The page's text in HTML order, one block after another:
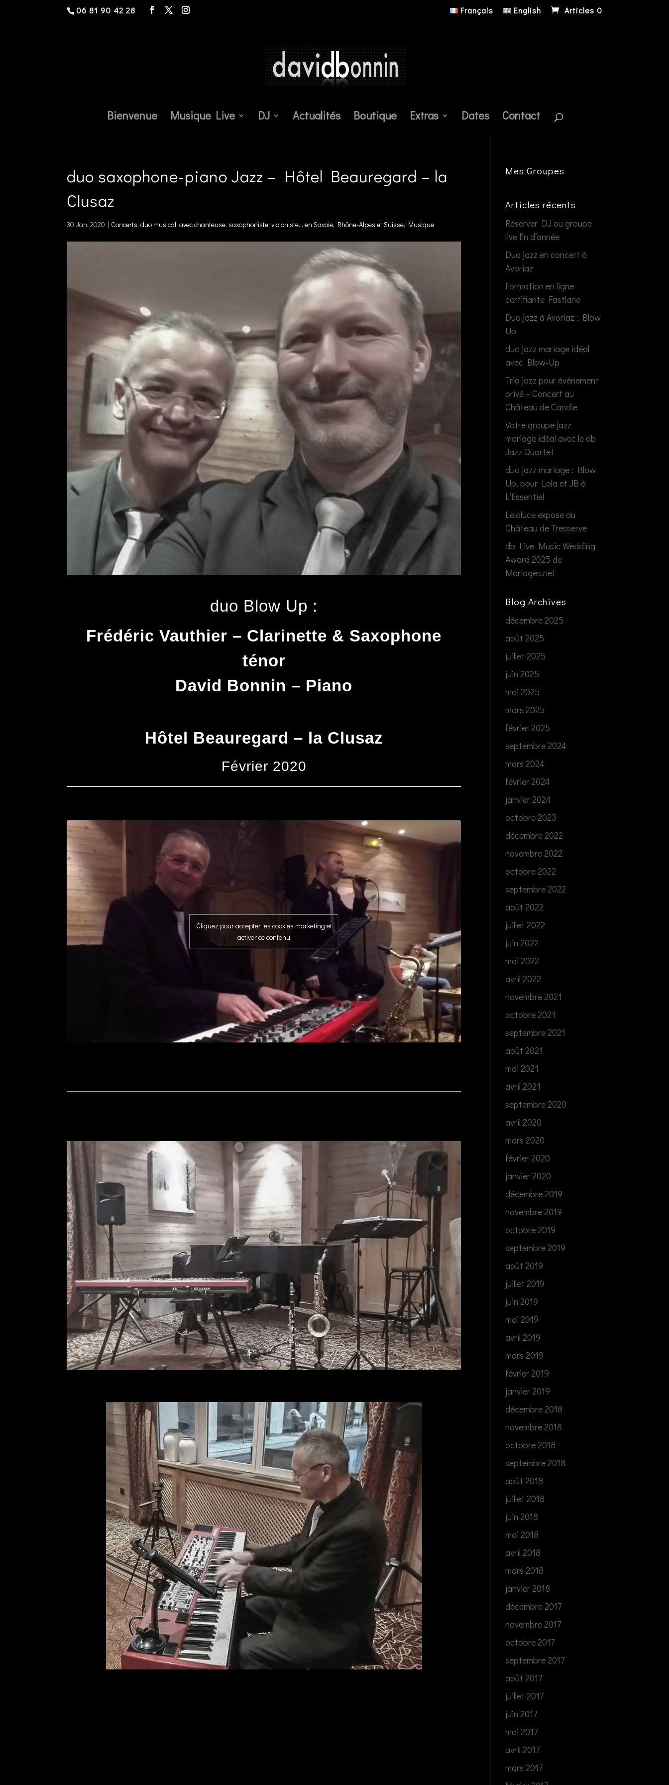
06 81 90 42 28 Français English Articles 0
Bienvenue Musique Live DJ Actualités Boutique Extras Dates Contact
duo saxophone-piano Jazz – Hôtel Beauregard – la
Clusaz
30,Jan, 2020 | Concerts,duo musical, avec chanteuse, saxophoniste, violoniste... en Savoie, Rhône-Alpes et Suisse, Musique
duo Blow Up :
Frédéric Vauthier – Clarinette & Saxophone
ténor
David Bonnin – Piano
Hôtel Beauregard – la Clusaz
Février 2020
Cliquez pour accepter les cookies marketing et
activer ce contenu
Mes Groupes
Articles récents
Réserver DJ ou groupe
live fin d’année
Duo jazz en concert à
Avoriaz
Formation en ligne
certifiante Fastlane
Duo jazz à Avoriaz : Blow
Up
duo jazz mariage idéal
avec Blow-Up
Trio jazz pour événement
privé – Concert au
Château de Candie
Votre groupe jazz
mariage idéal avec le db
Jazz Quartet
duo jazz mariage : Blow
Up, pour Lola et JB à
L’Essentiel
Leloluce expose au
Château de Tresserve
db Live Music Wedding
Award 2025 de
Mariages.net
Blog Archives
décembre 2025
août 2025
juillet 2025
juin 2025
mai 2025
mars 2025
février 2025
septembre 2024
mars 2024
février 2024
janvier 2024
octobre 2023
décembre 2022
novembre 2022
octobre 2022
septembre 2022
août 2022
juillet 2022
juin 2022
mai 2022
avril 2022
novembre 2021
octobre 2021
septembre 2021
août 2021
mai 2021
avril 2021
septembre 2020
avril 2020
mars 2020
février 2020
janvier 2020
décembre 2019
novembre 2019
octobre 2019
septembre 2019
août 2019
juillet 2019
juin 2019
mai 2019
avril 2019
mars 2019
février 2019
janvier 2019
décembre 2018
novembre 2018
octobre 2018
septembre 2018
août 2018
juillet 2018
juin 2018
mai 2018
avril 2018
mars 2018
janvier 2018
décembre 2017
novembre 2017
octobre 2017
septembre 2017
août 2017
juillet 2017
juin 2017
mai 2017
avril 2017
mars 2017